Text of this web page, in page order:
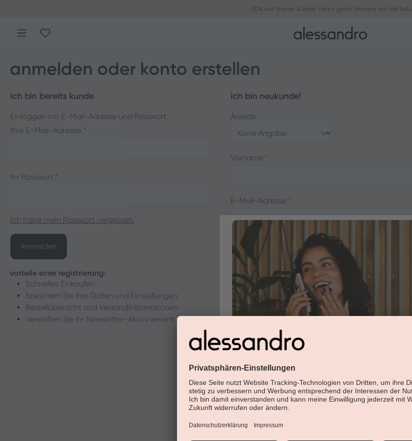
-20% auf Starter & Basic Sets + gratis Versand auf alle Sets
anmelden oder konto erstellen
ich bin bereits kunde
Einloggen mit E-Mail-Adresse und Passwort
Ihre E-Mail-Adresse *
Ihr Passwort *
Ich habe mein Passwort vergessen.
Anmelden
vorteile einer registrierung:
Schnelles Einkaufen
Speichern Sie Ihre Daten und Einstellungen.
Bestellübersicht und Versandinformationen
Verwalten Sie Ihr Newsletter-Abonnement
ich bin neukunde!
Persönliche Informationen
Anrede
Vorname *
E-Mail-Adresse *
Ihre Adresse
Straße und Hausnummer*
Adresszusatz 1
Abonniere jetzt unseren Newsletter